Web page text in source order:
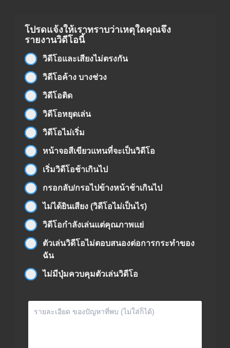
โปรดแจ้งให้เราทราบว่าเหตุใดคุณจึง
รายงานวิดีโอนี้
วิดีโอและเสียงไม่ตรงกัน
วิดีโอค้าง บางช่วง
วิดีโอติด
วิดีโอหยุดเล่น
วิดีโอไม่เริ่ม
หน้าจอสีเขียวแทนที่จะเป็นวิดีโอ
เริ่มวิดีโอช้าเกินไป
กรอกลับ/กรอไปข้างหน้าช้าเกินไป
ไม่ได้ยินเสียง (วิดีโอไม่เป็นไร)
วิดีโอกำลังเล่นแต่คุณภาพแย่
ตัวเล่นวิดีโอไม่ตอบสนองต่อการกระทำของ
ฉัน
ไม่มีปุ่มควบคุมตัวเล่นวิดีโอ